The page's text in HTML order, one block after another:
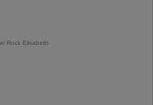
Rock Elisabeth